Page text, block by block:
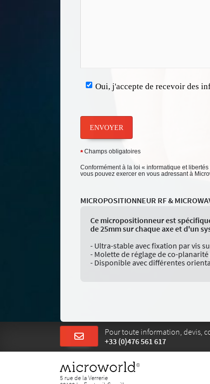
Oui, j'accepte de recevoir des
ENVOYER
*Champs obligatoires
Conformément à la loi « informatique et
vous pouvez exercer en vous adressant à
MICROPOSITIONNEUR RF &
Ce micropositionneur est
de 25mm sur chaque axe et d'un
- Ultra-stable avec fixation par vis
- Molette de réglage de co-planarité
- Disponible avec différentes
Pour toute information, devis,
+33 (0)476 561 617
5 rue de la Verrerie